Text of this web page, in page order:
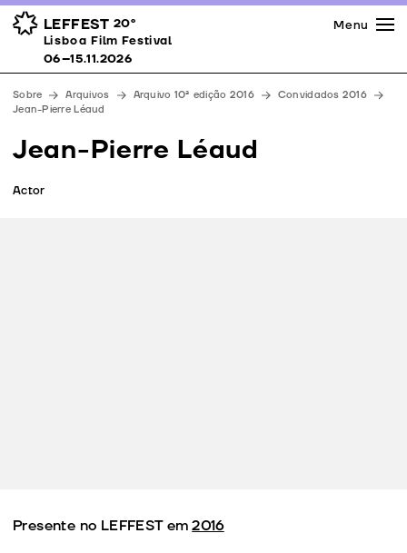
LEFFEST 20º
Lisboa Film Festival 06–15.11.2026
Prémios
Espaços
Apoios
Equipa
Downloads
Contactos
Menu
Lisboa Film Festival
06–15.11.2026
Sobre Arquivos Arquivo 10ª edição 2016
Convidados 2016
Jean-Pierre Léaud
Jean-Pierre Léaud
Actor
Presente no LEFFEST em2016